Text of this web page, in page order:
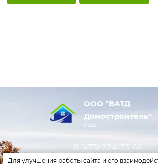
ООО "ВАТД
Домостроитель"
© 2026
8 (473) 204-53-66
Для улучшения работы сайта и его